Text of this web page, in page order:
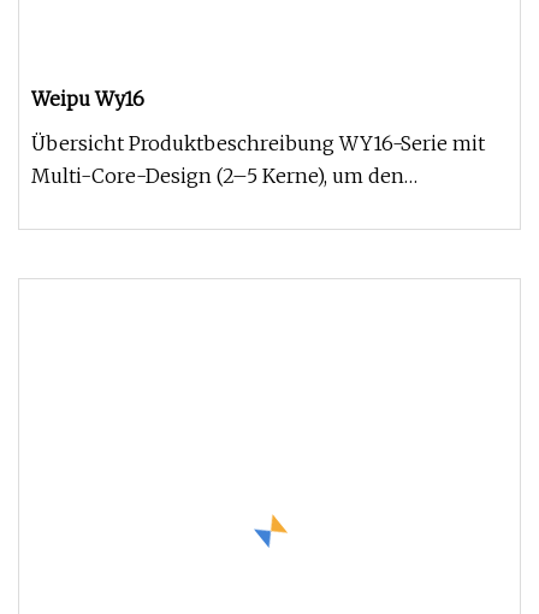
Weipu Wy16
Übersicht Produktbeschreibung WY16-Serie mit
Multi-Core-Design (2–5 Kerne), um den